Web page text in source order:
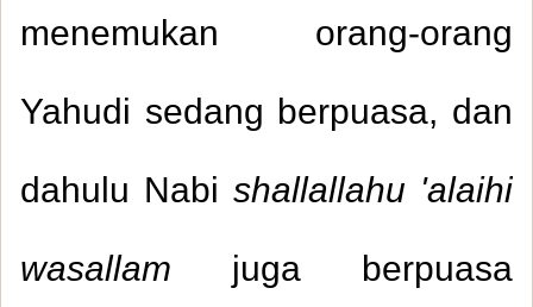
menemukan orang-orang
Yahudi sedang berpuasa, dan
dahulu Nabi shallallahu 'alaihi
wasallamjuga berpuasa